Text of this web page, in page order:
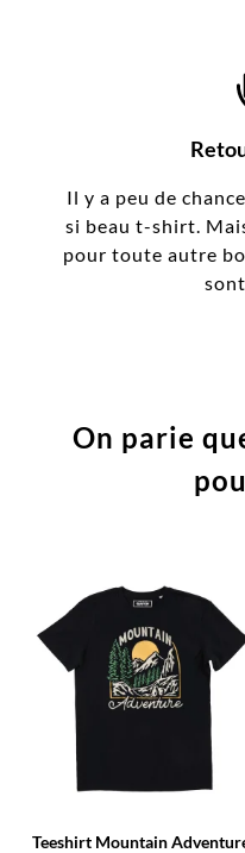
Il y a peu de
si beau t-shirt.
pour toute autre
On parie
Teeshirt Mountain